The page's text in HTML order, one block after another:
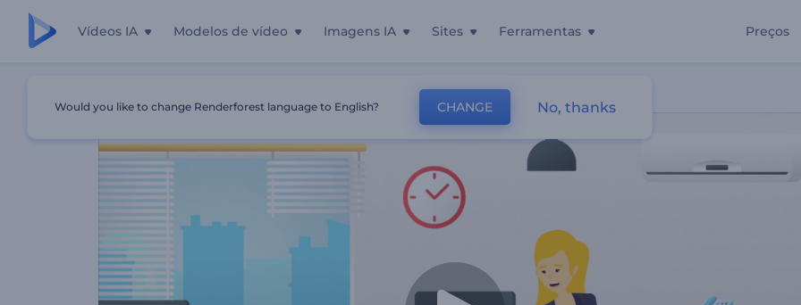
Vídeos IA Modelos de vídeo Imagens IA Sites Ferramentas Preços
Promoção De Cursos De Alfabetização Em Informática
Would you like to change Renderforest language to English? CHANGE No, thanks